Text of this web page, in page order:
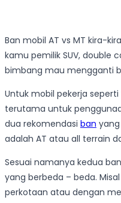
Ban mobil AT vs MT kira-
kamu pemilik SUV, double
bimbang mau mengganti
Untuk mobil pekerja
terutama untuk
dua rekomendasi ban
adalah AT atau all terrain
Sesuai namanya kedua
yang berbeda – beda.
perkotaan atau dengan